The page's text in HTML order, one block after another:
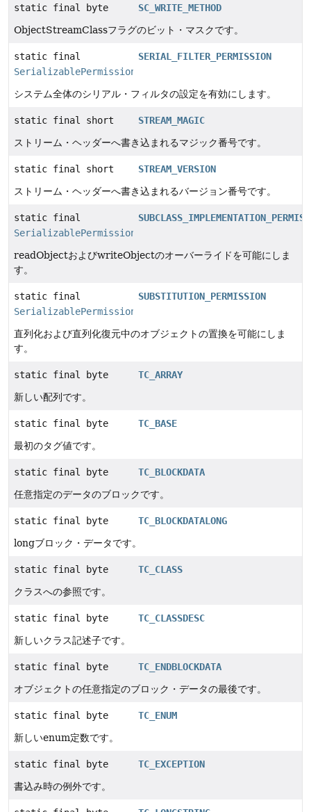
static final byte
SC_WRITE_METHOD
ObjectStreamClassフラグのビット・マスクです。
static final
SerializablePermission
SERIAL_FILTER_PERMISSION
システム全体のシリアル・フィルタの設定を有効にします。
static final short
STREAM_MAGIC
ストリーム・ヘッダーへ書き込まれるマジック番号です。
static final short
STREAM_VERSION
ストリーム・ヘッダーへ書き込まれるバージョン番号です。
static final
SerializablePermission
readObjectおよびwriteObjectのオーバーライドを可能にしま
す。
static final
SerializablePermission
SUBSTITUTION_PERMISSION
直列化および直列化復元中のオブジェクトの置換を可能にしま
す。
static final byte
TC_ARRAY
新しい配列です。
static final byte
TC_BASE
最初のタグ値です。
static final byte
TC_BLOCKDATA
任意指定のデータのブロックです。
static final byte
TC_BLOCKDATALONG
longブロック・データです。
static final byte
TC_CLASS
クラスへの参照です。
static final byte
TC_CLASSDESC
新しいクラス記述子です。
static final byte
TC_ENDBLOCKDATA
オブジェクトの任意指定のブロック・データの最後です。
static final byte
TC_ENUM
新しいenum定数です。
static final byte
TC_EXCEPTION
書込み時の例外です。